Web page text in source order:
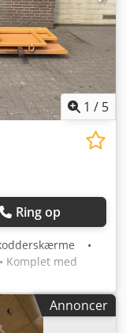
1 / 5
Ring op
•
Komplet med
Annoncer